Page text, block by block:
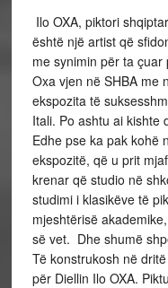
Ilo OXA, piktori
është një artist që
me synimin për ta
Oxa vjen në SHBA me
ekspozita të
Itali. Po ashtu ai kishte
Edhe pse ka pak kohë
ekspozitë, që u prit
krenar që studio në
studimi i klasikëve të
mjeshtërisë
së vet. Dhe shumë
Të konstrukosh në
për Diellin Ilo OXA.